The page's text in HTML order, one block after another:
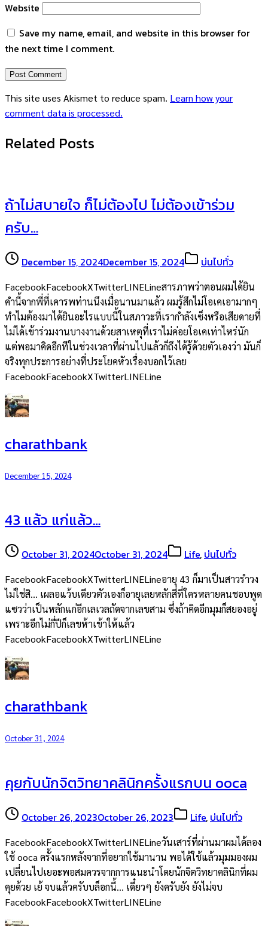
Website
Save my name, email, and website in this browser for
the next time I comment.
This site uses Akismet to reduce spam. Learn how your
comment data is processed.
Related Posts
ถ้าไม่สบายใจ ก็ไม่ต้องไป ไม่ต้องเข้าร่วม
ครับ…
December 15, 2024December 15, 2024 บ่นไปทั่ว
FacebookFacebookXTwitterLINELineสารภาพว่าตอนผมได้ยิน
คำนี้จากพี่ที่เคารพท่านนึงเมื่อนานมาแล้ว ผมรู้สึกไม่โอเคเอามากๆ
ทำไมต้องมาได้ยินอะไรแบบนี้ในสภาวะที่เรากำลังเซ็งหรือเสียดายที่
ไม่ได้เข้าร่วมงานบางงานด้วยสาเหตุที่เราไม่ค่อยโอเคเท่าไหร่นัก
แต่พอมาคิดอีกทีในช่วงเวลาที่ผ่านไปแล้วก็ถึงได้รู้ด้วยตัวเองว่า มันก็
จริงทุกประการอย่างที่ประโยคหัวเรื่องบอกไว้เลย
FacebookFacebookXTwitterLINELine
charathbank
December 15, 2024
43 แล้ว แก่แล้ว…
October 31, 2024October 31, 2024 Life, บ่นไปทั่ว
FacebookFacebookXTwitterLINELineอายุ 43 ก็มาเป็นสาวรำวง
ไม่ใช่สิ… เผลอแว้บเดียวตัวเองก็อายุเลยหลักสี่ที่ใครหลายคนชอบพูด
แซวว่าเป็นหลักแก่อีกเลเวลถัดจากเลขสาม ซึ่งถ้าคิดอีกมุมก็สยองอยู่
เพราะอีกไม่กี่ปีก็เลขห้าเข้าให้แล้ว
FacebookFacebookXTwitterLINELine
charathbank
October 31, 2024
คุยกับนักจิตวิทยาคลินิกครั้งแรกบน ooca
October 26, 2023October 26, 2023 Life, บ่นไปทั่ว
FacebookFacebookXTwitterLINELineวันเสาร์ที่ผ่านมาผมได้ลอง
ใช้ ooca ครั้งแรกหลังจากที่อยากใช้มานาน พอได้ใช้แล้วมุมมองผม
เปลี่ยนไปเยอะพอสมควรจากการแนะนำโดยนักจิตวิทยาคลินิกที่ผม
คุยด้วย เย้ จบแล้วครับบล็อกนี้… เดี๋ยวๆ ยังครับยัง ยังไม่จบ
FacebookFacebookXTwitterLINELine